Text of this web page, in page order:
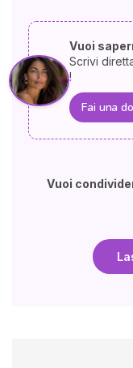
Vuoi
Scrivi
!
Fai una
Vuoi